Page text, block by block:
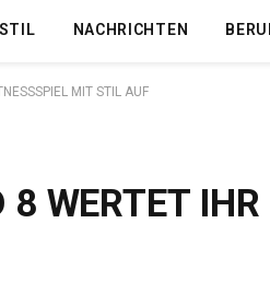
NACHRICHTEN
MIT STIL AUF
8 WERTET